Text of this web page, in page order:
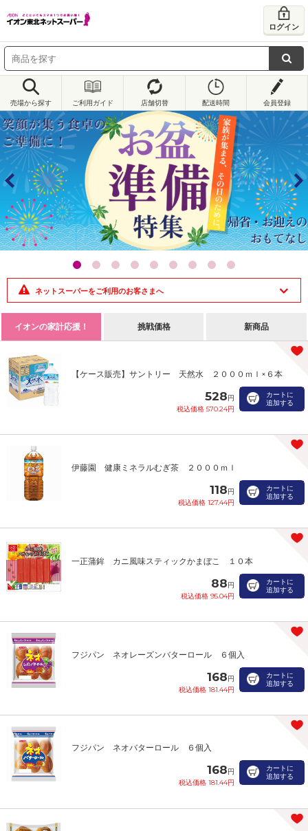
ログイン
売場から探す ご利用ガイド 店舗切替 配送時間 会員登録
ネットスーパーをご利用のお客さまへ
イオンの家計応援！ 挑戦価格 新商品
【ケース販売】サントリー 天然水 ２０００ｍｌ×６本
528円
税込価格 570.24円
カートに
追加する
伊藤園 健康ミネラルむぎ茶 ２０００ｍｌ
118円
税込価格 127.44円
カートに
追加する
一正蒲鉾 カニ風味スティックかまぼこ １０本
88円
税込価格 95.04円
カートに
追加する
フジパン ネオレーズンバターロール ６個入
168円
税込価格 181.44円
カートに
追加する
フジパン ネオバターロール ６個入
168円
税込価格 181.44円
カートに
追加する